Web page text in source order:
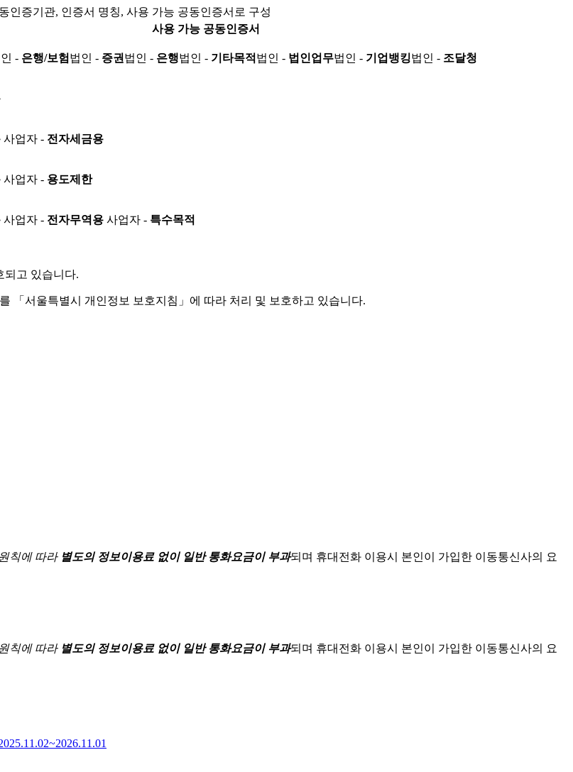
인증기관, 인증서 명칭, 사용 가능 공동인증서로 구성
사용 가능 공동인증서
- 은행/보험 법인 - 증권 법인 - 은행법인 - 기타목적 법인 - 법인업무법인 - 기업뱅킹법인 - 조달청
사업자 - 전자세금용
사업자 - 용도제한
사업자 - 전자무역용 사업자 - 특수목적
되고 있습니다.
「서울특별시 개인정보 보호지침」에 따라 처리 및 보호하고 있습니다.
칙에 따라 별도의 정보이용료 없이 일반 통화요금이 부과되며 휴대전화 이용시 본인이 가입한 이동통신사의 요
칙에 따라 별도의 정보이용료 없이 일반 통화요금이 부과되며 휴대전화 이용시 본인이 가입한 이동통신사의 요